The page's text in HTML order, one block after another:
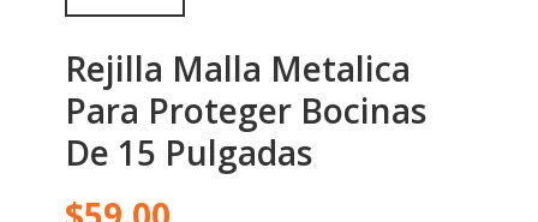
Rejilla Malla Metalica
Para Proteger Bocinas
De 15 Pulgadas
$59.00